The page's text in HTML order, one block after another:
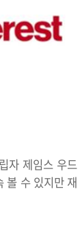
자 제임스 우드
볼 수 있지만 재